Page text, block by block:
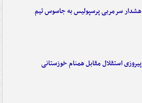
هشدار سرمربی پرسپولیس به جاسوس تیم
پیروزی استقلال مقابل همنام خوزستانی